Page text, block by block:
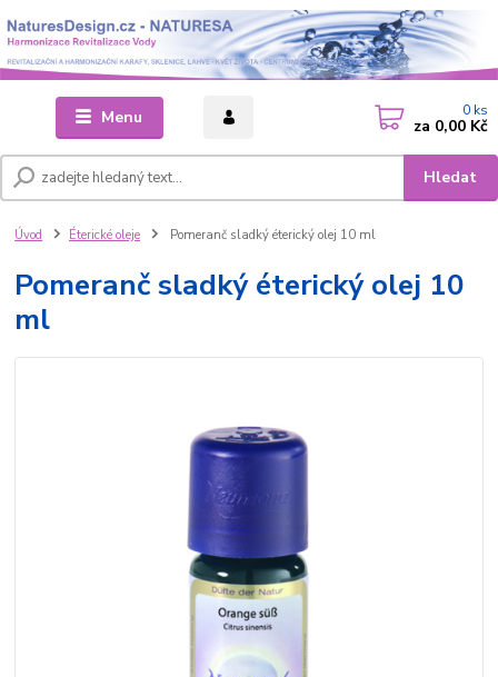
Menu
Hledat
0 ks
za 0,00 Kč
Úvod Éterické oleje Pomeranč sladký éterický olej 10 ml
Pomeranč sladký éterický olej 10
ml